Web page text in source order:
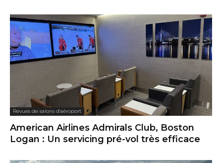
Revues de salons d'aéroport
American Airlines Admirals Club, Boston
Logan : Un servicing pré-vol très efficace